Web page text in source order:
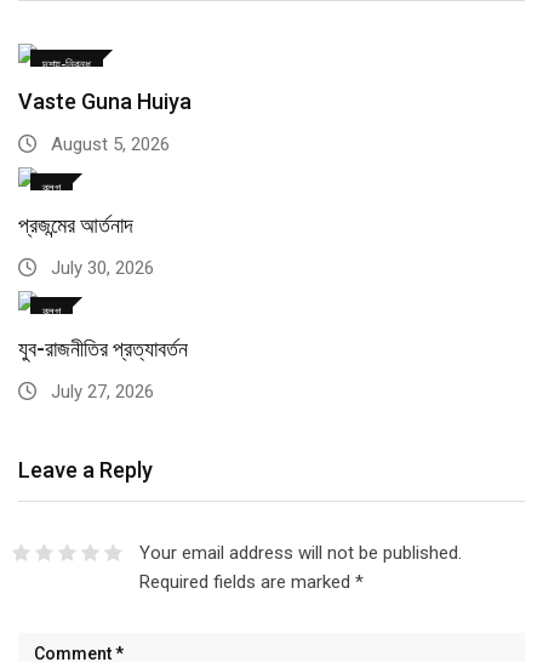
দৃশ্য-নিবন্ধ
Vaste Guna Huiya
August 5, 2026
ব্লগ
প্রজন্মের আর্তনাদ
July 30, 2026
ব্লগ
যুব-রাজনীতির প্রত্যাবর্তন
July 27, 2026
Leave a Reply
Your email address will not be published.
Required fields are marked *